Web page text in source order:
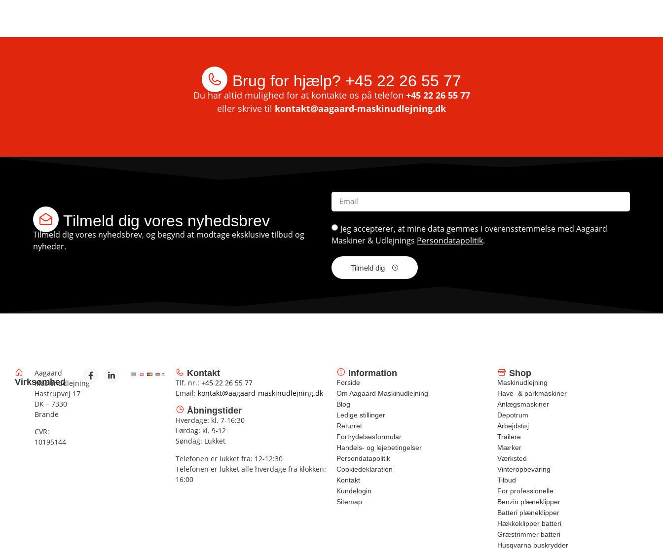
Brug for hjælp? +45 22 26 55 77
Du har altid mulighed for at kontakte os på telefon +45 22 26 55 77
eller skrive til kontakt@aagaard-maskinudlejning.dk
Tilmeld dig vores nyhedsbrev
Tilmeld dig vores nyhedsbrev, og begynd at modtage eksklusive tilbud og
nyheder.
Jeg accepterer, at mine data gemmes i overensstemmelse med Aagaard
Maskiner & Udlejnings Persondatapolitik.
Tilmeld dig
Virksomhed
Aagaard
Maskinudlejning
Hastrupvej 17
DK – 7330
Brande
CVR:
10195144
Kontakt
Tlf. nr.: +45 22 26 55 77
Email: kontakt@aagaard-maskinudlejning.dk
Åbningstider
Hverdage: kl. 7-16:30
Lørdag: kl. 9-12
Søndag: Lukket
Telefonen er lukket fra: 12-12:30
Telefonen er lukket alle hverdage fra klokken:
16:00
Information
Forside
Om Aagaard Maskinudlejning
Blog
Ledige stillinger
Returret
Fortrydelsesformular
Handels- og lejebetingelser
Persondatapolitik
Cookiedeklaration
Kontakt
Kundelogin
Sitemap
Shop
Maskinudlejning
Have- & parkmaskiner
Anlægsmaskiner
Depotrum
Arbejdstøj
Trailere
Mærker
Værksted
Vinteropbevaring
Tilbud
For professionelle
Benzin plæneklipper
Batteri plæneklipper
Hækkeklipper batteri
Græstrimmer batteri
Husqvarna buskrydder